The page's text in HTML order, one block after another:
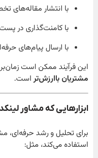
با انتشار
با کامنت‌گذاری در
با ارسال پیام‌های
این فرآیند ممکن است
مشتریان باارزش‌تراست.
ابزارهایی که مشاور
برای تحلیل و رشد حرفه‌ای،
استفاده می‌کند، مثل: